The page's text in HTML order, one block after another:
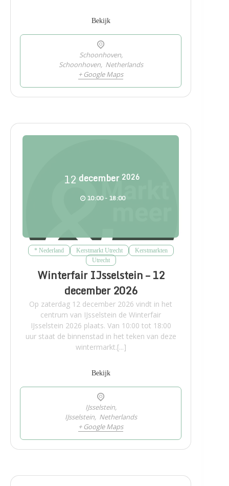
Bekijk
Schoonhoven,
Schoonhoven, Netherlands
+ Google Maps
12 december 2026
10:00 - 18:00
* Nederland Kerstmarkt Utrecht
Kerstmarkten
Utrecht
Winterfair IJsselstein – 12
december 2026
Op zaterdag 12 december 2026 vindt in het
centrum van IJsselstein de Winterfair
IJsselstein 2026 plaats. Van 10:00 tot 18:00
uur staat de binnenstad in het teken van deze
wintermarkt.[...]
Bekijk
IJsselstein,
IJsselstein, Netherlands
+ Google Maps